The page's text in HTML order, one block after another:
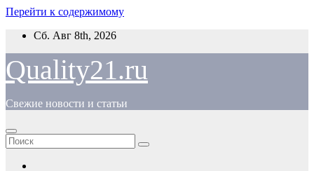
Перейти к содержимому
Сб. Авг 8th, 2026
Quality21.ru
Свежие новости и статьи